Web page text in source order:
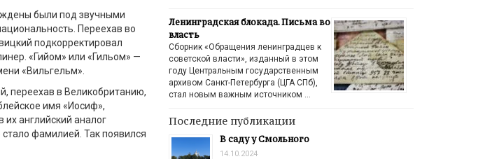
были под звучными
Переехав во
подкорректировал
«Гийом» или «Гильом» —
«Вильгельм».
переехав в Великобританию,
имя «Иосиф»,
английский аналог
фамилией. Так появился
Ленинградская блокада. Письма во
власть
Сборник «Обращения ленинградцев к
советской власти», изданный в этом
году Центральным государственным
архивом Санкт-Петербурга (ЦГА СПб),
стал новым важным источником …
Последние публикации
В саду у Смольного
14.10.2024